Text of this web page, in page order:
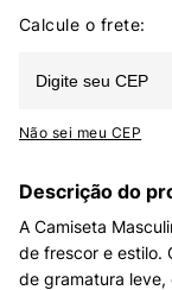
Não sei meu CEP
Descrição do
A Camiseta
de frescor e estilo.
de gramatura leve,